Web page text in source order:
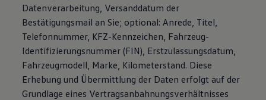
Datenverarbeitung, Versanddatum der
Bestätigungsmail an Sie; optional: Anrede, Titel,
Telefonnummer, KFZ-Kennzeichen, Fahrzeug-
Identifizierungsnummer (FIN), Erstzulassungsdatum,
Fahrzeugmodell, Marke, Kilometerstand. Diese
Erhebung und Übermittlung der Daten erfolgt auf der
Grundlage eines Vertragsanbahnungsverhältnisses